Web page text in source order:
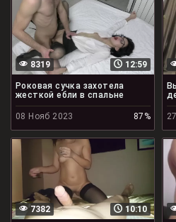
12:59
8319
Роковая сучка захотела
жесткой ебли в спальне
08 Нояб 2023 87%
10:10
7382